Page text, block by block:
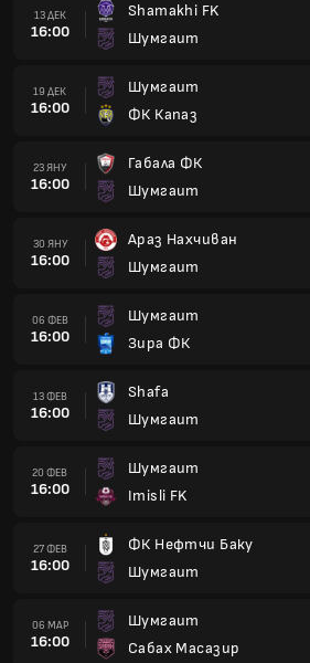
13 ДЕК
16:00
Shamakhi FK
Шумгаит
19 ДЕК
16:00
Шумгаит
ФК Капаз
23 ЯНУ
16:00
Габала ФК
Шумгаит
30 ЯНУ
16:00
Араз Нахчиван
Шумгаит
06 ФЕВ
16:00
Шумгаит
Зира ФК
13 ФЕВ
16:00
Shafa
Шумгаит
20 ФЕВ
16:00
Шумгаит
Imisli FK
27 ФЕВ
16:00
ФК Нефтчи Баку
Шумгаит
06 МАР
16:00
Шумгаит
Сабах Масазир